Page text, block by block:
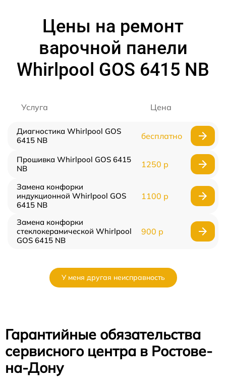
Цены на ремонт
варочной панели
Whirlpool GOS 6415 NB
Услуга Цена
Диагностика Whirlpool GOS
6415 NB
бесплатно
Прошивка Whirlpool GOS 6415
NB
1250 р
Замена конфорки
индукционной Whirlpool GOS
6415 NB
1100 р
Замена конфорки
стеклокерамической Whirlpool
GOS 6415 NB
900 р
У меня другая неисправность
Гарантийные обязательства
сервисного центра в Ростове-
на-Дону